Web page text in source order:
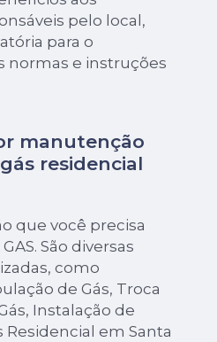
pelo local,
para o
e instruções
manutenção
residencial
que você precisa
São diversas
como
de Gás, Troca
Instalação de
Residencial em Santa